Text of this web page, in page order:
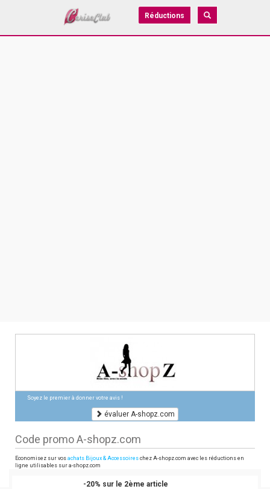
Réductions
Soyez le premier à donner votre avis !
évaluer A-shopz.com
Code promo A-shopz.com
Economisez sur vos achats Bijoux & Accessoires chez A-shopz.com avec les réductions en
ligne utilisables sur a-shopz.com
-20% sur le 2ème article